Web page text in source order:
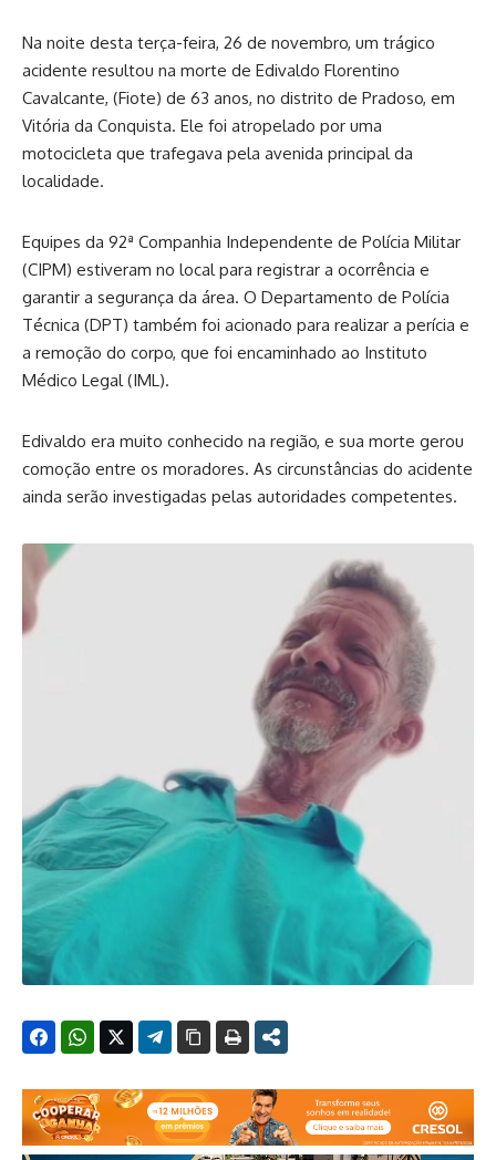
Na noite desta terça-feira, 26 de novembro, um trágico
acidente resultou na morte de Edivaldo Florentino
Cavalcante, (Fiote) de 63 anos, no distrito de Pradoso, em
Vitória da Conquista. Ele foi atropelado por uma
motocicleta que trafegava pela avenida principal da
localidade.
Equipes da 92ª Companhia Independente de Polícia Militar
(CIPM) estiveram no local para registrar a ocorrência e
garantir a segurança da área. O Departamento de Polícia
Técnica (DPT) também foi acionado para realizar a perícia e
a remoção do corpo, que foi encaminhado ao Instituto
Médico Legal (IML).
Edivaldo era muito conhecido na região, e sua morte gerou
comoção entre os moradores. As circunstâncias do acidente
ainda serão investigadas pelas autoridades competentes.